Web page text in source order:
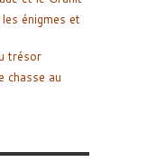
énigmes et
trésor
chasse au